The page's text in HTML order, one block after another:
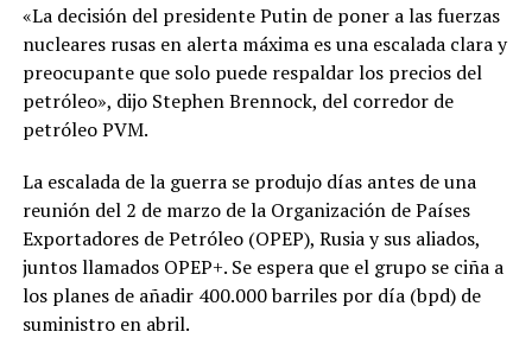
«La decisión del presidente Putin de poner a las fuerzas
nucleares rusas en alerta máxima es una escalada clara y
preocupante que solo puede respaldar los precios del
petróleo», dijo Stephen Brennock, del corredor de
petróleo PVM.
La escalada de la guerra se produjo días antes de una
reunión del 2 de marzo de la Organización de Países
Exportadores de Petróleo (OPEP), Rusia y sus aliados,
juntos llamados OPEP+. Se espera que el grupo se ciña a
los planes de añadir 400.000 barriles por día (bpd) de
suministro en abril.